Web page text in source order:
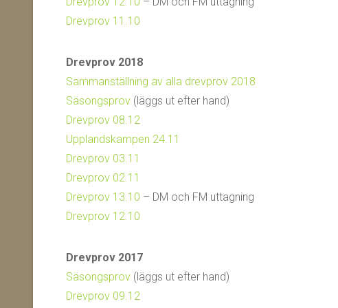
Drevprov 11.10
Drevprov 2018
Sammanställning av alla drevprov 2018
Säsongsprov (läggs ut efter hand)
Drevprov 08.12
Upplandskampen 24.11
Drevprov 03.11
Drevprov 02.11
Drevprov 13.10 – DM och FM uttagning
Drevprov 12.10
Drevprov 2017
Säsongsprov (läggs ut efter hand)
Drevprov 09.12